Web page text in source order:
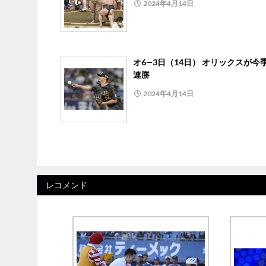
2024年4月14日
オ6―3日（14日） オリックスが今
連勝
2024年4月14日
レコメンド